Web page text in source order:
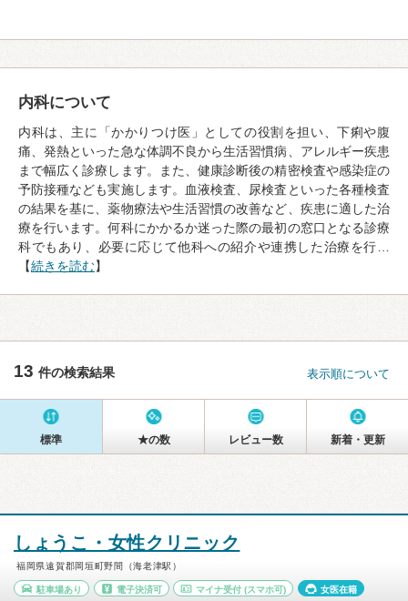
内科について
内科は、主に「かかりつけ医」としての役割を担い、下痢や腹
痛、発熱といった急な体調不良から生活習慣病、アレルギー疾患
まで幅広く診療します。また、健康診断後の精密検査や感染症の
予防接種なども実施します。血液検査、尿検査といった各種検査
の結果を基に、薬物療法や生活習慣の改善など、疾患に適した治
療を行います。何科にかかるか迷った際の最初の窓口となる診療
科でもあり、必要に応じて他科への紹介や連携した治療を行…
【続きを読む】
13 件の検索結果 表示順について
標準 ★の数 レビュー数 新着・更新
しょうこ・女性クリニック
福岡県遠賀郡岡垣町野間（海老津駅）
駐車場あり 電子決済可 マイナ受付 (スマホ可) 女医在籍